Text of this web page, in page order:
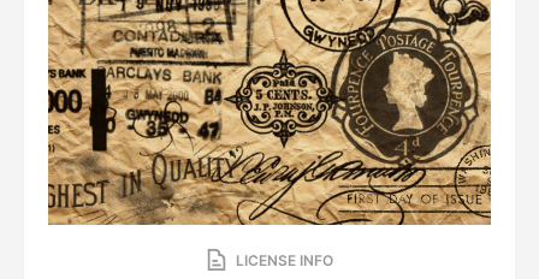
LICENSE INFO